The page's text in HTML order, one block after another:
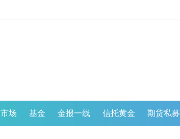
场 基金 金报一线 信托黄金 期货私募